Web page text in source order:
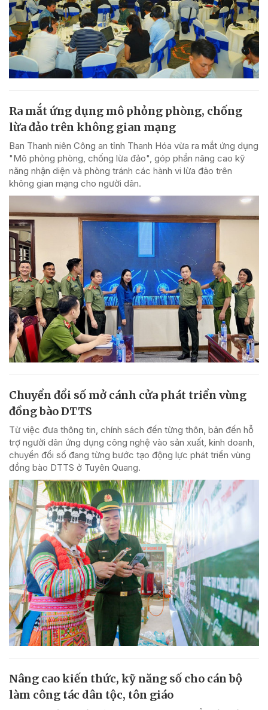
Ra mắt ứng dụng mô phỏng phòng, chống
lừa đảo trên không gian mạng
Ban Thanh niên Công an tỉnh Thanh Hóa vừa ra mắt ứng dụng
"Mô phỏng phòng, chống lừa đảo", góp phần nâng cao kỹ
năng nhận diện và phòng tránh các hành vi lừa đảo trên
không gian mạng cho người dân.
Chuyển đổi số mở cánh cửa phát triển vùng
đồng bào DTTS
Từ việc đưa thông tin, chính sách đến từng thôn, bản đến hỗ
trợ người dân ứng dụng công nghệ vào sản xuất, kinh doanh,
chuyển đổi số đang từng bước tạo động lực phát triển vùng
đồng bào DTTS ở Tuyên Quang.
Nâng cao kiến thức, kỹ năng số cho cán bộ
làm công tác dân tộc, tôn giáo